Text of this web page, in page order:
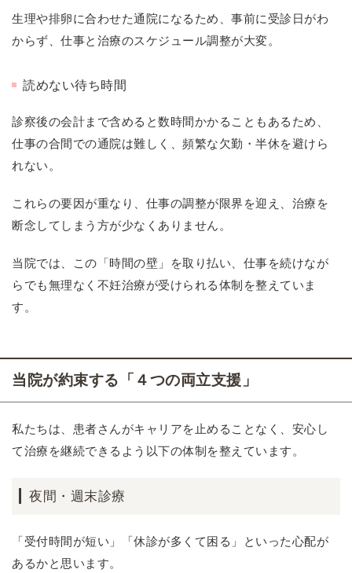
生理や排卵に合わせた通院になるため、事前に受診日がわ
からず、仕事と治療のスケジュール調整が大変。
読めない待ち時間
診察後の会計まで含めると数時間かかることもあるため、
仕事の合間での通院は難しく、頻繁な欠勤・半休を避けら
れない。
これらの要因が重なり、仕事の調整が限界を迎え、治療を
断念してしまう方が少なくありません。
当院では、この「時間の壁」を取り払い、仕事を続けなが
らでも無理なく不妊治療が受けられる体制を整えていま
す。
当院が約束する「４つの両立支援」
私たちは、患者さんがキャリアを止めることなく、安心し
て治療を継続できるよう以下の体制を整えています。
夜間・週末診療
「受付時間が短い」「休診が多くて困る」といった心配が
あるかと思います。